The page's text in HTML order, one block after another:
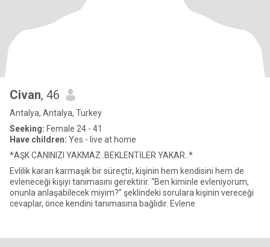
Civan, 46
Antalya, Antalya, Turkey
Seeking: Female 24 - 41
Have children: Yes - live at home
*AŞK CANINIZI YAKMAZ..BEKLENTİLER YAKAR..*
Evlilik kararı karmaşık bir süreçtir, kişinin hem kendisini hem de
evleneceği kişiyi tanımasını gerektirir. “Ben kiminle evleniyorum,
onunla anlaşabilecek miyim?” şeklindeki sorulara kişinin vereceği
cevaplar, önce kendini tanımasına bağlıdır. Evlene